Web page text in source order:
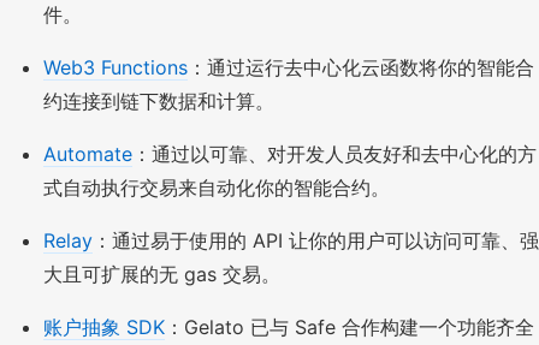
件。
Web3 Functions ：通过运行去中心化云函数将你的智能合
约连接到链下数据和计算。
Automate ：通过以可靠、对开发人员友好和去中心化的方
式自动执行交易来自动化你的智能合约。
Relay ：通过易于使用的 API 让你的用户可以访问可靠、强
大且可扩展的无 gas 交易。
账户抽象 SDK ：Gelato 已与 Safe 合作构建一个功能齐全